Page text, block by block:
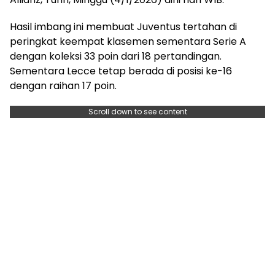
Hasil imbang ini membuat Juventus tertahan di
peringkat keempat klasemen sementara Serie A
dengan koleksi 33 poin dari 18 pertandingan.
Sementara Lecce tetap berada di posisi ke-16
dengan raihan 17 poin.
Scroll down to see content